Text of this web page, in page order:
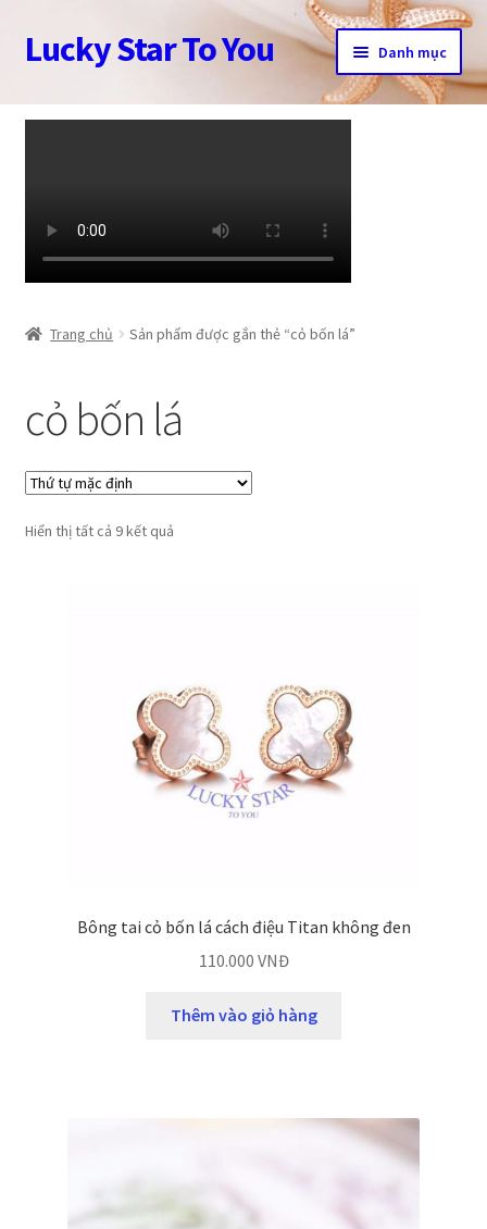
Đi
đến
hướng
Chuyển
đến
dung
Lucky Star To You Danh mục
Trang chủ
Cửa hàng
Tài khoản
Trang chủ Sản phẩm được gắn thẻ “cỏ bốn lá”
cỏ bốn lá
Hiển thị tất cả 9 kết quả
Bông tai cỏ bốn lá cách điệu Titan không đen
110.000 VNĐ
Thêm vào giỏ hàng